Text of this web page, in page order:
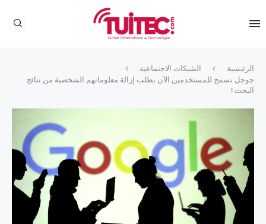
الرئيسية
الشبكات الاجتماعية
جوجل تسمح للمستخدمين الآن بطلب إزالة معلوماتهم الشخصية من نتائج
البحث !